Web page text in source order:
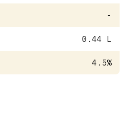
-
0.44 L
4.5%